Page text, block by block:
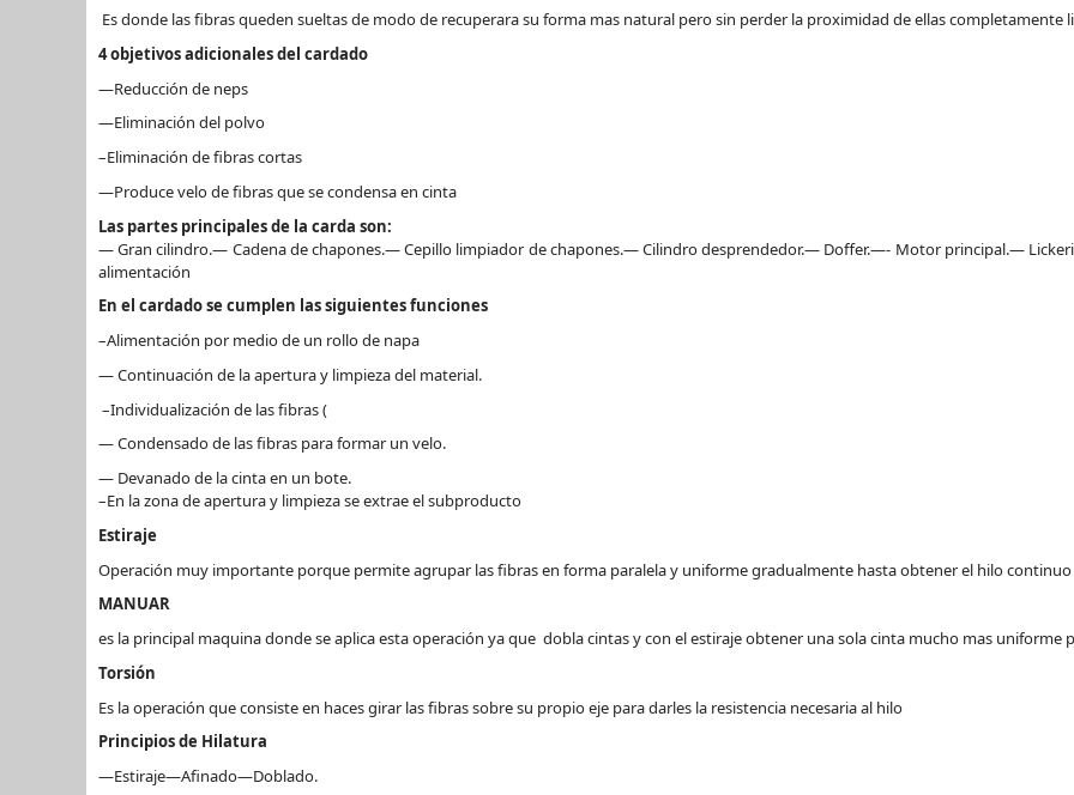
Es donde las fibras queden sueltas de modo de recuperara su forma mas natural pero sin perder la proximidad de ellas completamente
4 objetivos adicionales del cardado
—Reducción de neps
—Eliminación del polvo
–Eliminación de fibras cortas
—Produce velo de fibras que se condensa en cinta
Las partes principales de la carda son:
— Gran cilindro.— Cadena de chapones.— Cepillo limpiador de chapones.— Cilindro desprendedor.— Doffer.—- Motor principal.—
alimentación
En el cardado se cumplen las siguientes funciones
–Alimentación por medio de un rollo de napa
— Continuación de la apertura y limpieza del material.
–Individualización de las fibras (
—Condensado de las fibras para formar un velo.
— Devanado de la cinta en un bote.
–En la zona de apertura y limpieza se extrae el subproducto
Estiraje
Operación muy importante porque permite agrupar las fibras en forma paralela y uniforme gradualmente hasta obtener el hilo continuo
MANUAR
es la principal maquina donde se aplica esta operación ya que dobla cintas y con el estiraje obtener una sola cinta mucho mas
Torsión
Es la operación que consiste en haces girar las fibras sobre su propio eje para darles la resistencia necesaria al hilo
Principios de Hilatura
—Estiraje—Afinado—Doblado.